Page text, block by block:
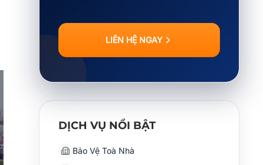
LIÊN HỆ NGAY
DỊCH VỤ NỔI BẬT
Bảo Vệ Toà Nhà